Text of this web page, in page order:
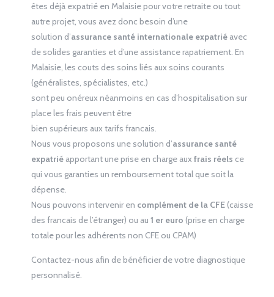
êtes déjà expatrié en Malaisie pour votre retraite ou tout
autre projet, vous avez donc besoin d’une
solution d’assurance santé internationale expatriéavec
de solides garanties et d’une assistance rapatriement. En
Malaisie, les couts des soins liés aux soins courants
(généralistes, spécialistes, etc.)
sont peu onéreux néanmoins en cas d’hospitalisation sur
place les frais peuvent être
bien supérieurs aux tarifs francais.
Nous vous proposons une solution d’assurance santé
expatriéapportant une prise en charge aux frais réels ce
qui vous garanties un remboursement total que soit la
dépense.
Nous pouvons intervenir en complément de la CFE(caisse
des francais de l’étranger) ou au 1 er euro (prise en charge
totale pour les adhérents non CFE ou CPAM)
Contactez-nous afin de bénéficier de votre diagnostique
personnalisé.